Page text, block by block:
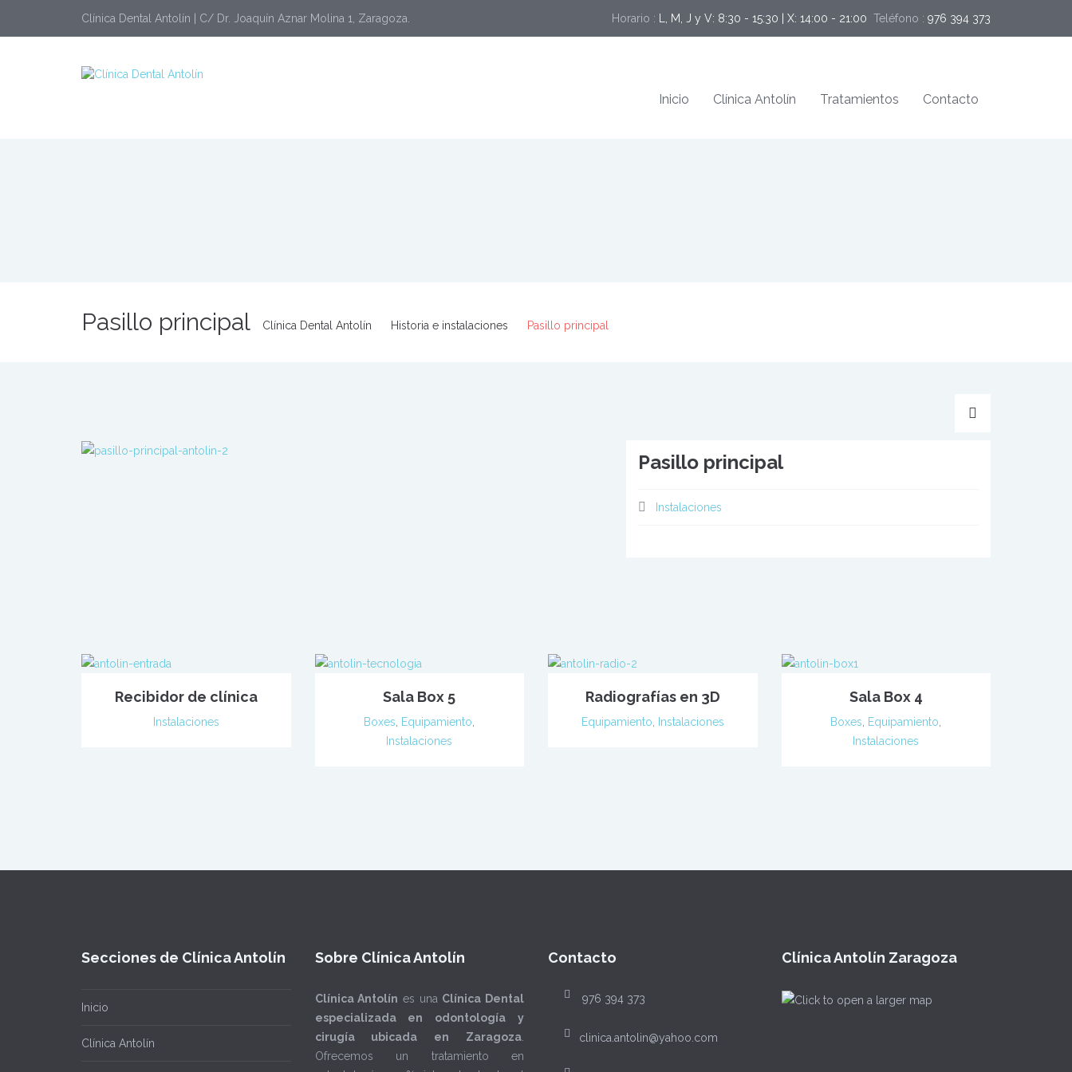
Clínica Dental Antolín | C/ Dr. Joaquín Aznar Molina 1, Zaragoza. Horario : L, M, J y V: 8:30 - 15:30 | X: 14:00 - 21:00 Teléfono : 976 394 373
Inicio Clínica Antolín Tratamientos Contacto
Pasillo principal Clínica Dental Antolín Historia e instalaciones Pasillo principal
Pasillo principal
Instalaciones
Recibidor de clínica
Instalaciones
Sala Box 5
Boxes, Equipamiento,
Instalaciones
Radiografías en 3D
Equipamiento, Instalaciones
Sala Box 4
Boxes, Equipamiento,
Instalaciones
Secciones de Clínica Antolín
Inicio
Clínica Antolín
Sobre Clínica Antolín
Clínica Antolín es una Clínica Dental
especializada en odontología y
cirugía ubicada en Zaragoza.
Ofrecemos un tratamiento en
Contacto
976 394 373
clinica.antolin@yahoo.com
Clínica Antolín Zaragoza